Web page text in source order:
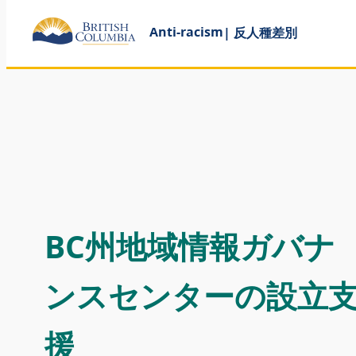
Anti-racism| 反人種差別
BC州地域情報ガバナ
ンスセンターの設立
援